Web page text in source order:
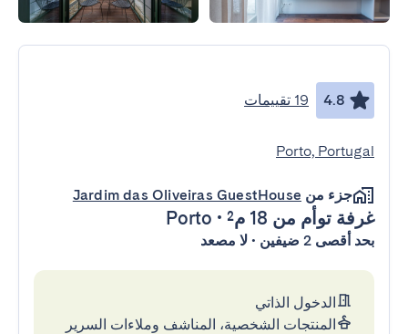
4.8 19 تقييمات
Porto, Portugal
جزء من Jardim das Oliveiras GuestHouse
غرفة توأم من 18 م² •
Porto
بحد أقصى 2 ضيفين • لا مصعد
الدخول الذاتي
المنتجات الشخصية، المناشف وملاءات السرير